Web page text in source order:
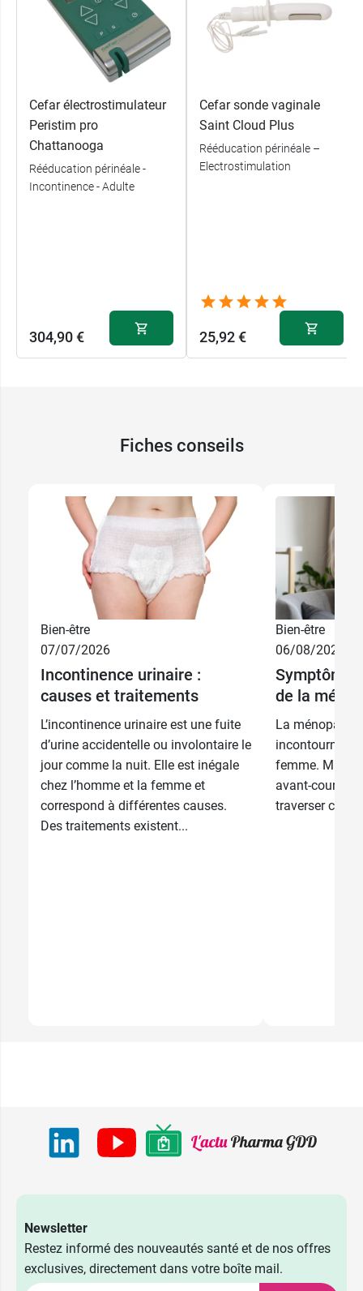
Cefar électrostimulateur
Peristim pro
Chattanooga
Rééducation périnéale -
Incontinence - Adulte
304,90 €
Cefar sonde vaginale
Saint Cloud Plus
Rééducation périnéale –
Electrostimulation
25,92 €
Fiches conseils
Bien-être
07/07/2026
Incontinence urinaire :
causes et traitements
L’incontinence urinaire est une fuite
d’urine accidentelle ou involontaire le
jour comme la nuit. Elle est inégale
chez l’homme et la femme et
correspond à différentes causes.
Des traitements existent...
Bien-être
06/08/2026
de la
La
femme. Mais
avant-
traverser cette
Newsletter
Restez informé des nouveautés santé et de nos offres
exclusives, directement dans votre boîte mail.